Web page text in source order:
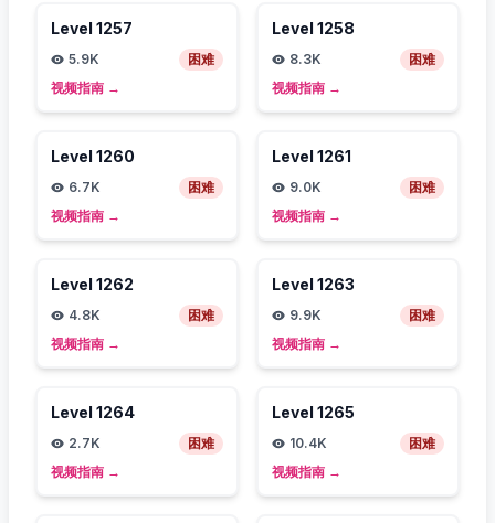
Level 1257
5.9K
困难
视频指南 →
Level 1258
8.3K
困难
视频指南 →
Level 1260
6.7K
困难
视频指南 →
Level 1261
9.0K
困难
视频指南 →
Level 1262
4.8K
困难
视频指南 →
Level 1263
9.9K
困难
视频指南 →
Level 1264
2.7K
困难
视频指南 →
Level 1265
10.4K
困难
视频指南 →